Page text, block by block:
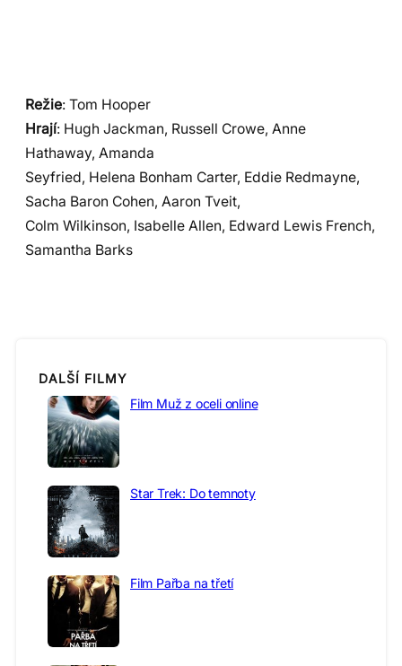
Režie: Tom Hooper
Hrají: Hugh Jackman, Russell Crowe, Anne
Hathaway, Amanda
Seyfried, Helena Bonham Carter, Eddie Redmayne,
Sacha Baron Cohen, Aaron Tveit,
Colm Wilkinson, Isabelle Allen, Edward Lewis French,
Samantha Barks
DALŠÍ FILMY
Film Muž z oceli online
Star Trek: Do temnoty
Film Pařba na třetí